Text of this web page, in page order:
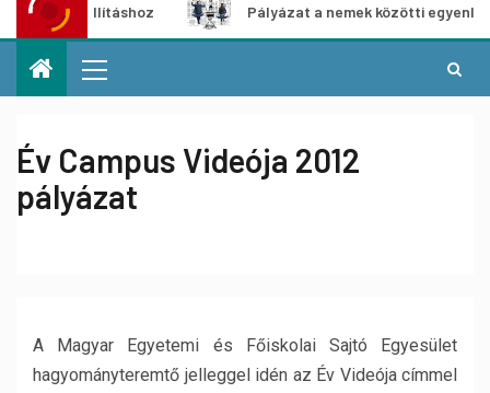
kiállításhoz Pályázat a nemek közötti egyenlőség
Év Campus Videója 2012
pályázat
A Magyar Egyetemi és Főiskolai Sajtó Egyesület
hagyományteremtő jelleggel idén az Év Videója címmel